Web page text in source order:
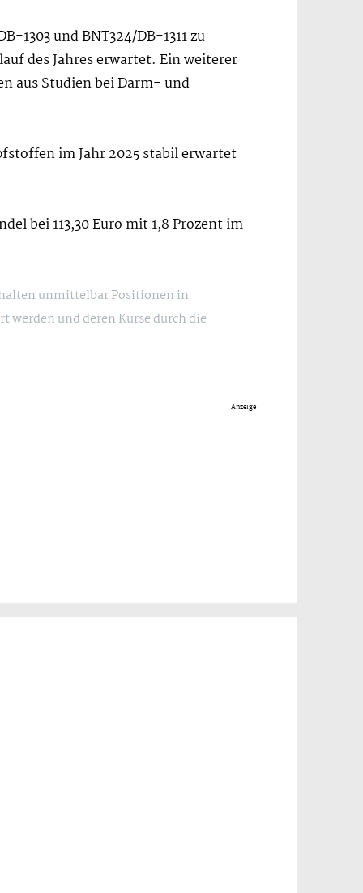
und BNT324/DB-1311 zu
des Jahres erwartet. Ein weiterer
aus Studien bei Darm- und
im Jahr 2025 stabil erwartet
bei 113,30 Euro mit 1,8 Prozent im
unmittelbar Positionen in
und deren Kurse durch die
Anzeige